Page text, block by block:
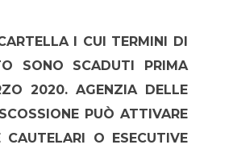
I CUI TERMINI DI
SONO SCADUTI PRIMA
2020. AGENZIA DELLE
PUÒ ATTIVARE
CAUTELARI O ESECUTIVE